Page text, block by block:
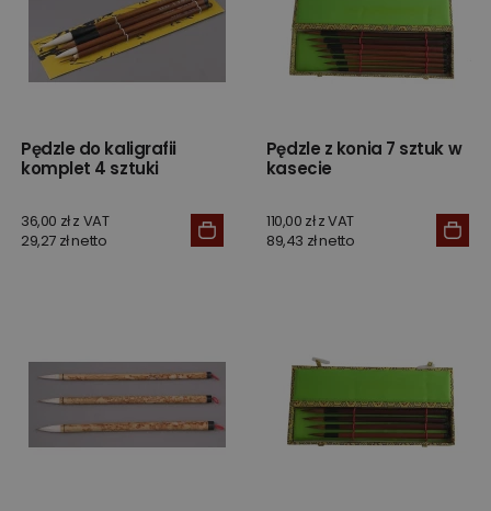
Pędzle do kaligrafii
komplet 4 sztuki
36,00 zł z VAT
29,27 zł netto
Pędzle z konia 7 sztuk w
kasecie
110,00 zł z VAT
89,43 zł netto